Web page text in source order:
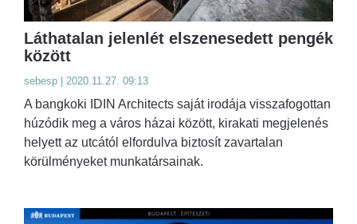
Láthatalan jelenlét elszenesedett pengék
között
sebesp | 2020.11.27. 09:13
A bangkoki IDIN Architects saját irodája visszafogottan
húzódik meg a város házai között, kirakati megjelenés
helyett az utcától elfordulva biztosít zavartalan
körülményeket munkatársainak.